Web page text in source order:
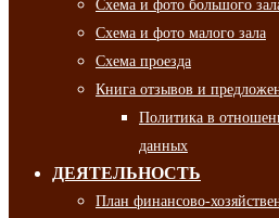
Схема и фото большого
Схема и фото малого зала
Схема проезда
Книга отзывов и
Политика в
данных
ДЕЯТЕЛЬНОСТЬ
План финансово-